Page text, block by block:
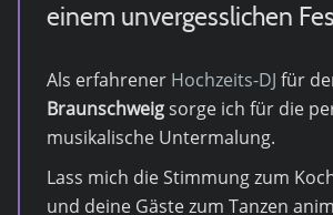
einem unvergesslichen
Als erfahrener Hochzeits-DJ für
Braunschweigsorge ich für die
musikalische Untermalung.
Lass mich die Stimmung zum
und deine Gäste zum Tanzen